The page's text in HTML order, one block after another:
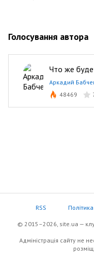
Голосування автора
Что же
Аркадий
48469
RSS
© 2015–2026, site.ua —
Адміністрація сайту не